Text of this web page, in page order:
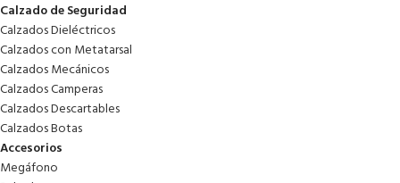
Calzado de Seguridad
Calzados Dieléctricos
Calzados con Metatarsal
Calzados Mecánicos
Calzados Camperas
Calzados Descartables
Calzados Botas
Accesorios
Megáfono